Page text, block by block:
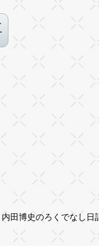
田博史のろくでなし日